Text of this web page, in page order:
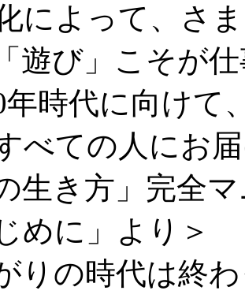
によって、さ
遊び」こそが
年時代に向けて
べての人にお
生き方」完全
めに」より＞
りの時代は終